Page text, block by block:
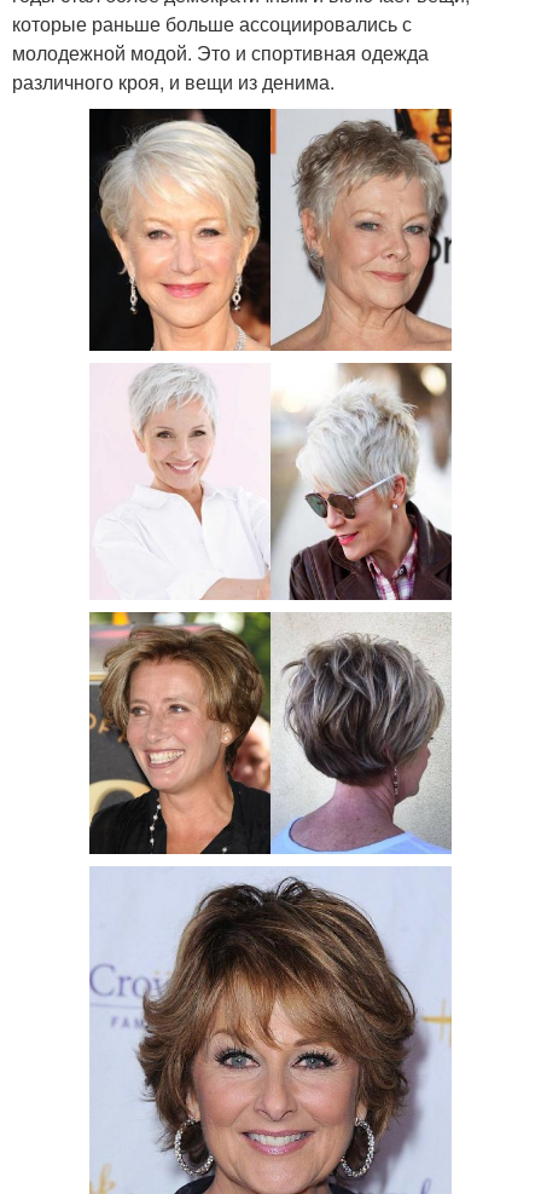
которые раньше больше ассоциировались с
молодежной модой. Это и спортивная одежда
различного кроя, и вещи из денима.